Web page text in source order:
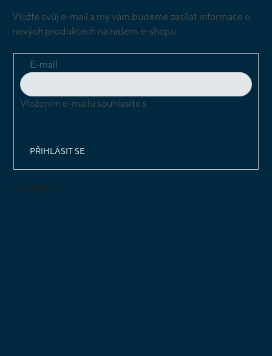
Vložte svůj e-mail a my vám budeme zasílat informace o
nových produktech na našem e-shopu.
E-mail
Vložením e-mailu souhlasíte s
PŘIHLÁSIT SE
Instagram